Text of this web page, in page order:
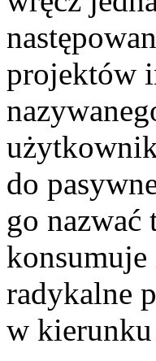
projektów
do
go
radykalne
w